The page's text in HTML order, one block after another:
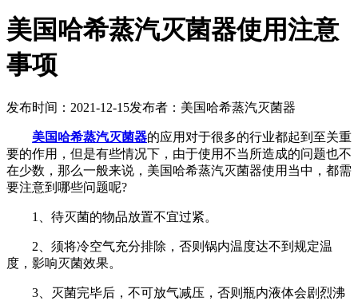
美国哈希蒸汽灭菌器使用注意
事项
发布时间：2021-12-15发布者：美国哈希蒸汽灭菌器
美国哈希蒸汽灭菌器的应用对于很多的行业都起到至关重
要的作用，但是有些情况下，由于使用不当所造成的问题也不
在少数，那么一般来说，美国哈希蒸汽灭菌器使用当中，都需
要注意到哪些问题呢?
1、待灭菌的物品放置不宜过紧。
2、须将冷空气充分排除，否则锅内温度达不到规定温
度，影响灭菌效果。
3、灭菌完毕后，不可放气减压，否则瓶内液体会剧烈沸